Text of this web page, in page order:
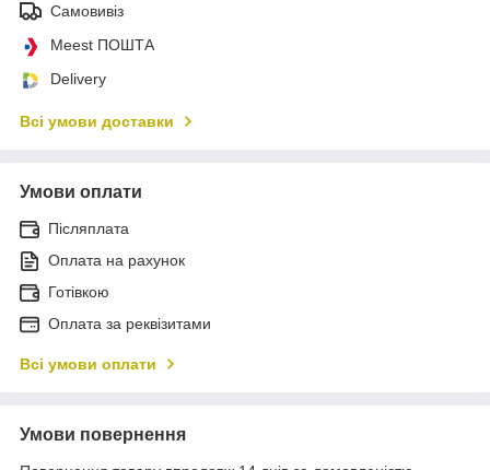
Самовивіз
Meest ПОШТА
Delivery
Всі умови доставки
Умови оплати
Післяплата
Оплата на рахунок
Готівкою
Оплата за реквізитами
Всі умови оплати
Умови повернення